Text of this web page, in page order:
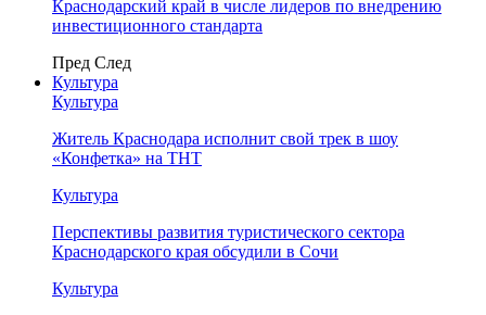
Краснодарский край в числе лидеров по внедрению
инвестиционного стандарта
Пред След
Культура
Культура
Житель Краснодара исполнит свой трек в шоу
«Конфетка» на ТНТ
Культура
Перспективы развития туристического сектора
Краснодарского края обсудили в Сочи
Культура